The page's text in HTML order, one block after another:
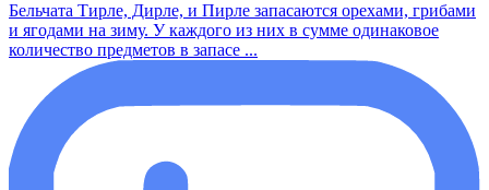
Бельчата Тирле, Дирле, и Пирле запасаются орехами, грибами
и ягодами на зиму. У каждого из них в сумме одинаковое
количество предметов в запасе ...